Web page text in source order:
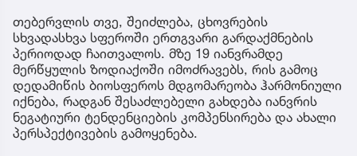
თებერვლის თვე, შეიძლება, ცხოვრების
სხვადასხვა სფეროში ერთგვარი გარდაქმნების
პერიოდად ჩაითვალოს. მზე 19 იანვრამდე
მერწყულის ზოდიაქოში იმოძრავებს, რის გამოც
დედამიწის ბიოსფეროს მდგომარეობა ჰარმონიული
იქნება, რადგან შესაძლებელი გახდება იანვრის
ნეგატიური ტენდენციების კომპენსირება და ახალი
პერსპექტივების გამოყენება.